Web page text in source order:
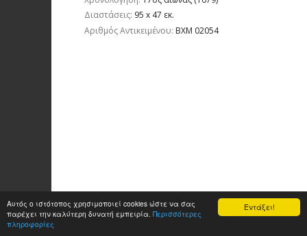
Εντάξει!
Αυτός ο ιστότοπος χρησιμοποιεί cookies ώστε να σας
παρέχει την καλύτερη δυνατή εμπειρία. Περισσότερες
πληροφορίες
Διαστάσεις: 95 x 47 εκ.
Aριθμός Αντικειμένου: ΒΧΜ 02054